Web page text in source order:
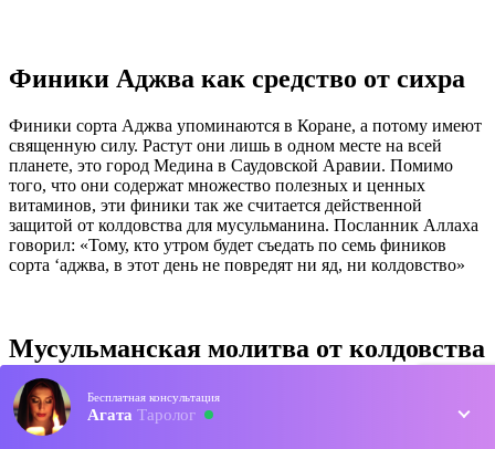
Финики Аджва как средство от сихра
Финики сорта Аджва упоминаются в Коране, а потому имеют
священную силу. Растут они лишь в одном месте на всей
планете, это город Медина в Саудовской Аравии. Помимо
того, что они содержат множество полезных и ценных
витаминов, эти финики так же считается действенной
защитой от колдовства для мусульманина. Посланник Аллаха
говорил: «Тому, кто утром будет съедать по семь фиников
сорта ‘аджва, в этот день не повредят ни яд, ни колдовство»
Мусульманская молитва от колдовства
и депрессии
В Коране неоднократно упоминаются такие существа как
Бесплатная консультация
Агата Таролог